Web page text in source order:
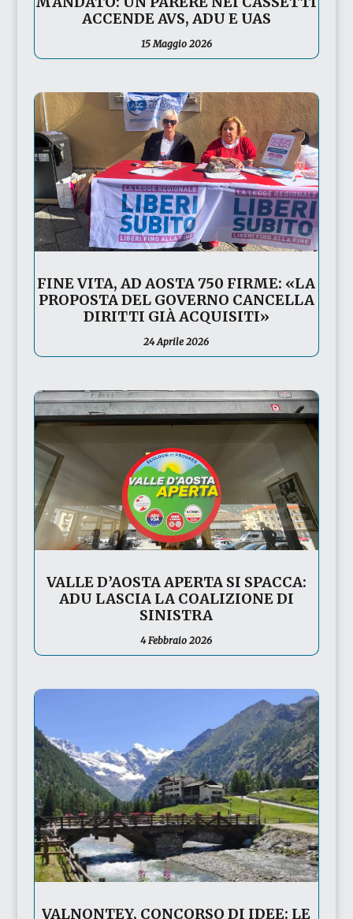
ACCENDE AVS, ADU E UAS
15 Maggio 2026
FINE VITA, AD AOSTA 750 FIRME: «LA
PROPOSTA DEL GOVERNO CANCELLA
DIRITTI GIÀ ACQUISITI»
24 Aprile 2026
VALLE D’AOSTA APERTA SI SPACCA:
ADU LASCIA LA COALIZIONE DI
SINISTRA
4 Febbraio 2026
VALNONTEY, CONCORSO DI IDEE: LE